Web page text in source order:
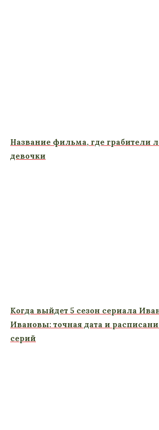
Название фильма, где грабители
девочки
Когда выйдет 5 сезон сериала
Ивановы: точная дата и
серий